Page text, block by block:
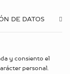
DE DATOS
y consiento el
personal.